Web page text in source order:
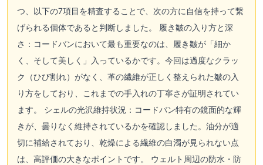
つ、以下の7項目を精査することで、次の方に自信を持って繋
げられる個体であると判断しました。 履き皺の入り方と深
さ：コードバンにおいて最も重要なのは、履き皺が「細か
く、そして美しく」入っているかです。今回は過度なクラッ
ク（ひび割れ）がなく、革の繊維が正しく整えられた皺の入
り方をしており、これまでの手入れの丁寧さが証明されてい
ます。 シェルの光沢維持状況：コードバン特有の鏡面的な輝
きが、曇りなく維持されているかを確認しました。油分が適
切に補給されており、乾燥による繊維の白濁が見られない点
は、高評価の大きなポイントです。 ウェルト周辺の防水・防